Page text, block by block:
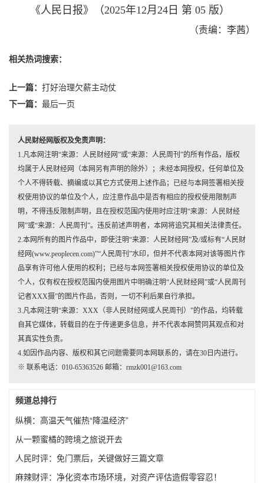
《人民日报》（2025年12月24日 第 05 版）
（责编：李茜）
相关热词搜索：
上一篇： 打好治理欠薪主动仗
下一篇： 最后一页
人民财经网版权及免责声明：
1.凡本网注明“来源：人民财经网”或“来源：人民周刊”的所有作品，版权
均属于人民财经网（本网另有声明的除外）；未经本网授权，任何单位及
个人不得转载、摘编或以其它方式使用上述作品；已经与本网签署相关授
权使用协议的单位及个人，应注意作品中是否有相应的授权使用限制声
明，不得违反限制声明，且在授权范围内使用时应注明“来源：人民财经
网”或“来源：人民周刊”。违反前述声明者，本网将追究其相关法律责任。
2.本网所有的图片作品中，即使注明“来源：人民财经网”及/或标有“人民财
经网(www.peoplecen.com)”“人民周刊”水印，但并不代表本网对该等图片作
品享有许可他人使用的权利；已经与本网签署相关授权使用协议的单位及
个人，仅有权在授权范围内使用图片中明确注明“人民财经网”或“人民周刊
记者XXX摄”的图片作品，否则，一切不利后果自行承担。
3.凡本网注明“来源：XXX（非人民财经网或人民周刊）”的作品，均转载
自其它媒体，转载目的在于传递更多信息，并不代表本网赞同其观点和对
其真实性负责。
4.如因作品内容、版权和其它问题需要同本网联系的，请在30日内进行。
※ 联系电话：010-65363526 邮箱：rmzk001@163.com
频道总排行
纵横：高温天气催热“降温经济”
从一颗蜜橘的跨境之旅说开去
人民时评：免门票后，关键做好三篇文章
麻辣财评：净化资本市场环境，对资产评估造假零容忍！